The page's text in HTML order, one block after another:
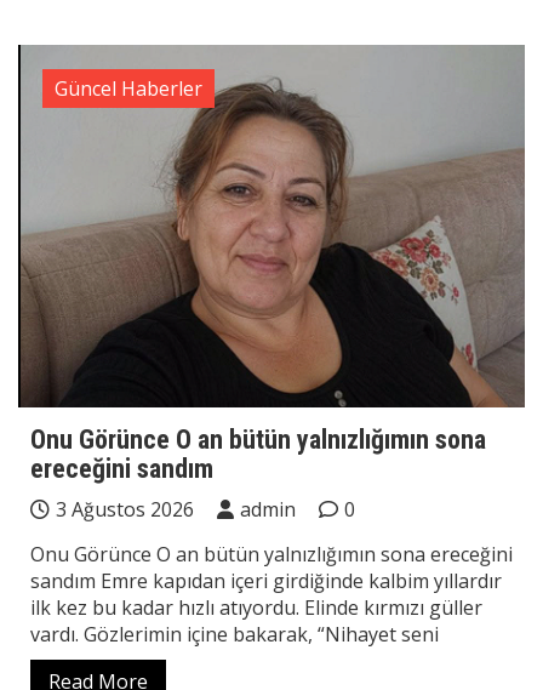
Güncel Haberler
Onu Görünce O an bütün yalnızlığımın sona
ereceğini sandım
3 Ağustos 2026 admin
0
Onu Görünce O an bütün yalnızlığımın sona ereceğini
sandım Emre kapıdan içeri girdiğinde kalbim yıllardır
ilk kez bu kadar hızlı atıyordu. Elinde kırmızı güller
vardı. Gözlerimin içine bakarak, “Nihayet seni
Read More